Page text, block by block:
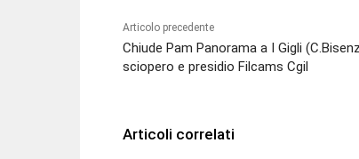
Articolo precedente
Chiude Pam Panorama a I Gigli
sciopero e presidio Filcams Cgil
Articoli correlati